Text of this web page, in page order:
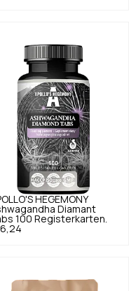
HEGEMONY
Diamant
100 Registerkarten.